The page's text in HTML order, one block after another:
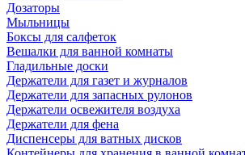
Дозаторы
Мыльницы
Боксы для салфеток
Вешалки для ванной комнаты
Гладильные доски
Держатели для газет и журналов
Держатели для запасных рулонов
Держатели освежителя воздуха
Держатели для фена
Диспенсеры для ватных дисков